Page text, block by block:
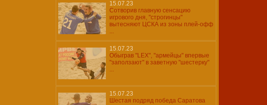
15.07.23
Сотворив главную сенсацию
игрового дня, "строгинцы"
вытесняют ЦСКА из зоны плей-офф
...
15.07.23
Обыграв "LEX", "армейцы" впервые
"заползают" в заветную "шестерку"
...
15.07.23
Шестая подряд победа Саратова